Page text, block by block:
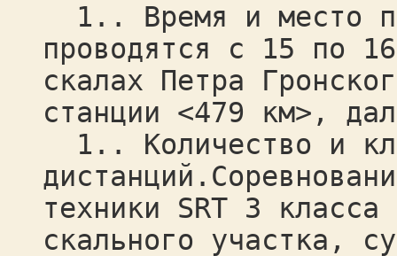
1.. Время и место
проводятся с 15 по
скалах Петра
станции <479 км>,
1.. Количество и
техники SRT 3
скального участка,